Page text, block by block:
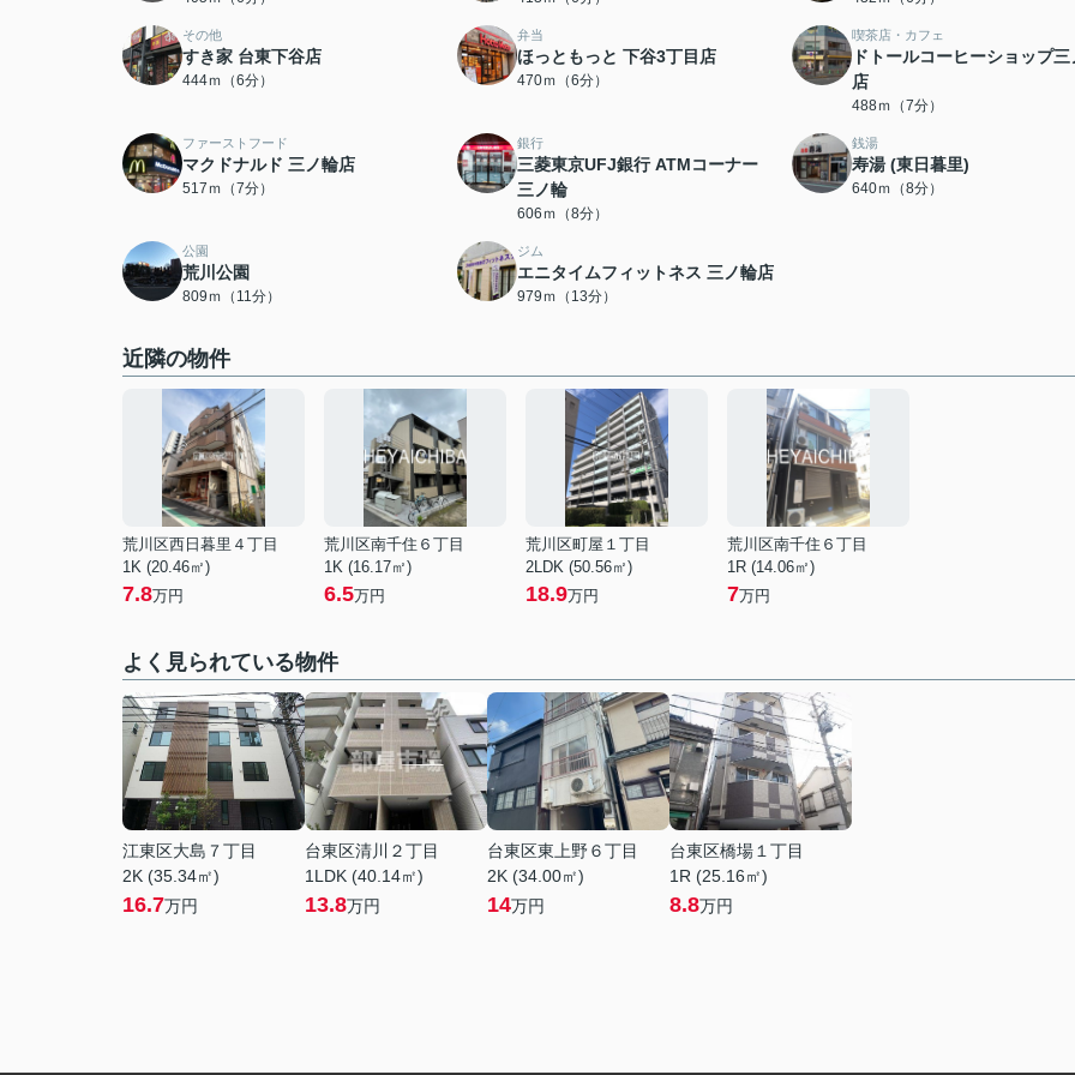
その他
すき家 台東下谷店
444ｍ（6分）
弁当
ほっともっと 下谷3丁目店
470ｍ（6分）
喫茶店・カフェ
ドトールコーヒーショップ三
店
488ｍ（7分）
ファーストフード
マクドナルド 三ノ輪店
517ｍ（7分）
銀行
三菱東京UFJ銀行 ATMコーナー
三ノ輪
606ｍ（8分）
銭湯
寿湯 (東日暮里)
640ｍ（8分）
公園
荒川公園
809ｍ（11分）
ジム
エニタイムフィットネス 三ノ輪店
979ｍ（13分）
近隣の物件
荒川区西日暮里４丁目
1K (20.46㎡)
7.8万円
荒川区南千住６丁目
1K (16.17㎡)
6.5万円
荒川区町屋１丁目
2LDK (50.56㎡)
18.9万円
荒川区南千住６丁目
1R (14.06㎡)
7万円
よく見られている物件
江東区大島７丁目
2K (35.34㎡)
16.7万円
台東区清川２丁目
1LDK (40.14㎡)
13.8万円
台東区東上野６丁目
2K (34.00㎡)
14万円
台東区橋場１丁目
1R (25.16㎡)
8.8万円